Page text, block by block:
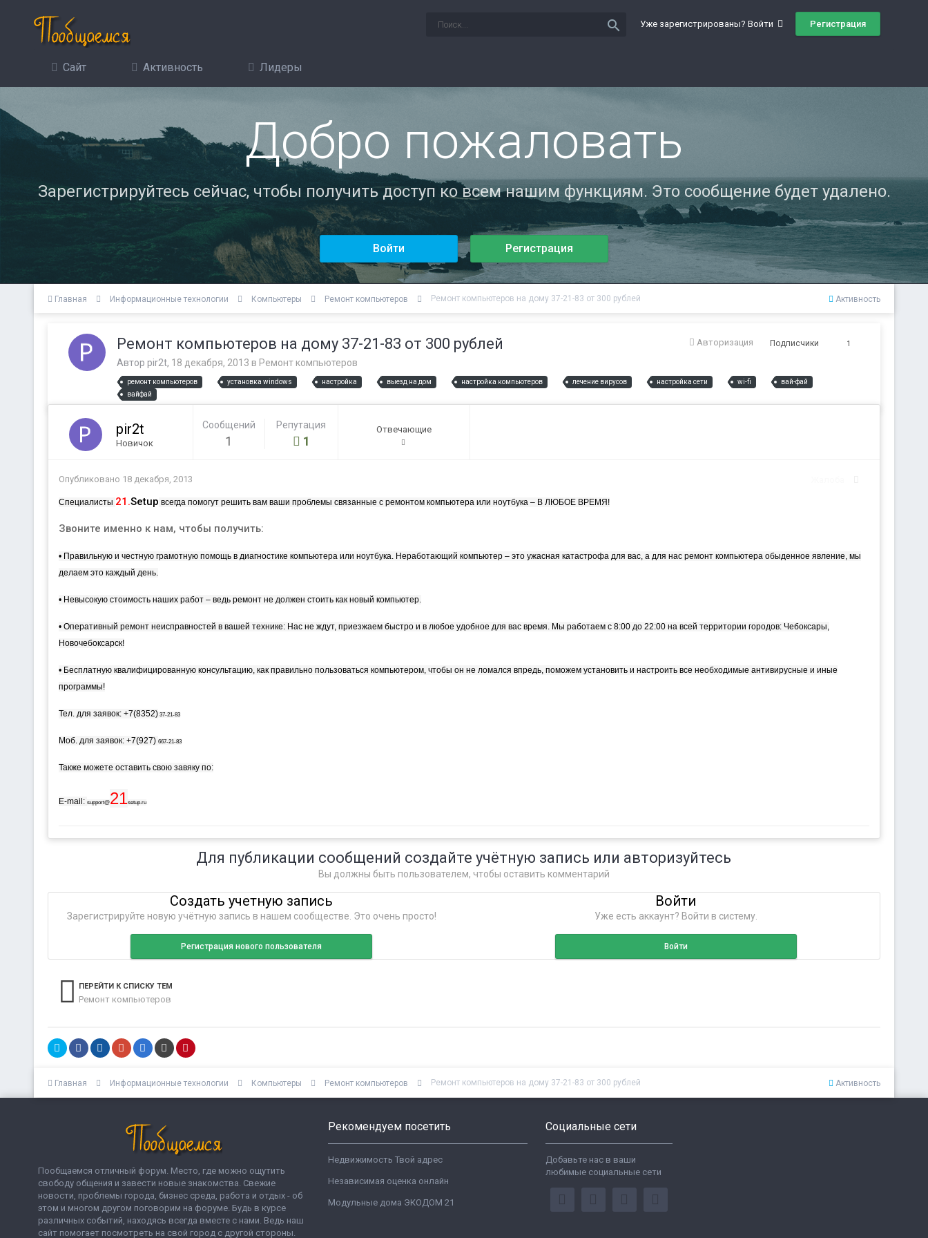
Уже зарегистрированы? Войти Регистрация
search
Сайт Активность Лидеры
Добро пожаловать
Зарегистрируйтесь сейчас, чтобы получить доступ ко всем нашим функциям. Это сообщение будет удалено.
Войти Регистрация
Активность
Главная Информационные технологии Компьютеры Ремонт компьютеров Ремонт компьютеров на дому 37-21-83 от 300 рублей
Авторизация Подписчики 1
Ремонт компьютеров на дому 37-21-83 от 300 рублей
Автор pir2t, 18 декабря, 2013 в Ремонт компьютеров
ремонт компьютеров установка windows настройка выезд на дом настройка компьютеров лечение вирусов настройка сети wi-fi
вай-фай
вайфай
pir2t
Новичок
Сообщений
1
Репутация
1
Отвечающие
Опубликовано 18 декабря, 2013
Специалисты 21.Setup всегда помогут решить вам ваши проблемы связанные с ремонтом компьютера или ноутбука – В ЛЮБОЕ ВРЕМЯ!
Звоните именно к нам, чтобы получить:
• Правильную и честную грамотную помощь в диагностике компьютера или ноутбука. Неработающий компьютер – это ужасная катастрофа для вас, а для нас ремонт компьютера обыденное явление, мы
делаем это каждый день.
• Невысокую стоимость наших работ – ведь ремонт не должен стоить как новый компьютер.
• Оперативный ремонт неисправностей в вашей технике: Нас не ждут, приезжаем быстро и в любое удобное для вас время. Мы работаем с 8:00 до 22:00 на всей территории городов: Чебоксары,
Новочебоксарск!
• Бесплатную квалифицированную консультацию, как правильно пользоваться компьютером, чтобы он не ломался впредь, поможем установить и настроить все необходимые антивирусные и иные
программы!
Тел. для заявок: +7(8352)37-21-83
Моб. для заявок: +7(927) 667-21-83
Также можете оставить свою завяку по:
E-mail: support@21setup.ru
Для публикации сообщений создайте учётную запись или авторизуйтесь
Вы должны быть пользователем, чтобы оставить комментарий
Создать учетную запись
Зарегистрируйте новую учётную запись в нашем сообществе. Это очень просто!
Регистрация нового пользователя
Войти
Уже есть аккаунт? Войти в систему.
Войти
ПЕРЕЙТИ К СПИСКУ ТЕМ
Ремонт компьютеров
Активность
Главная Информационные технологии Компьютеры Ремонт компьютеров Ремонт компьютеров на дому 37-21-83 от 300 рублей
Пообщаемся отличный форум. Место, где можно ощутить
свободу общения и завести новые знакомства. Свежие
новости, проблемы города, бизнес среда, работа и отдых - об
этом и многом другом поговорим на форуме. Будь в курсе
различных событий, находясь всегда вместе с нами. Ведь наш
сайт помогает посмотреть на свой город с другой стороны.
Рекомендуем посетить
Недвижимость Твой адрес
Независимая оценка онлайн
Модульные дома ЭКОДОМ 21
Социальные сети
Добавьте нас в ваши
любимые социальные сети